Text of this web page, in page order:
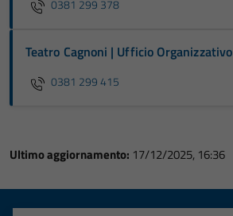
0381 299 378
Teatro Cagnoni | Ufficio Organizzativo
0381 299 415
Ultimo aggiornamento: 17/12/2025, 16:36